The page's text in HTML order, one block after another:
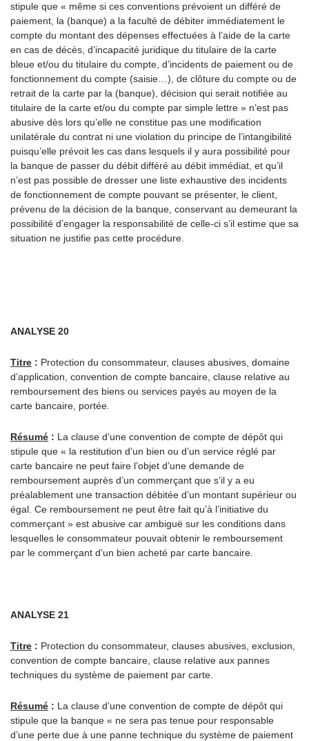
stipule que « même si ces conventions prévoient un différé de
paiement, la (banque) a la faculté de débiter immédiatement le
compte du montant des dépenses effectuées à l’aide de la carte
en cas de décès, d’incapacité juridique du titulaire de la carte
bleue et/ou du titulaire du compte, d’incidents de paiement ou de
fonctionnement du compte (saisie…), de clôture du compte ou de
retrait de la carte par la (banque), décision qui serait notifiée au
titulaire de la carte et/ou du compte par simple lettre » n’est pas
abusive dès lors qu’elle ne constitue pas une modification
unilatérale du contrat ni une violation du principe de l’intangibilité
puisqu’elle prévoit les cas dans lesquels il y aura possibilité pour
la banque de passer du débit différé au débit immédiat, et qu’il
n’est pas possible de dresser une liste exhaustive des incidents
de fonctionnement de compte pouvant se présenter, le client,
prévenu de la décision de la banque, conservant au demeurant la
possibilité d’engager la responsabilité de celle-ci s’il estime que sa
situation ne justifie pas cette procédure.
ANALYSE 20
Titre : Protection du consommateur, clauses abusives, domaine
d’application, convention de compte bancaire, clause relative au
remboursement des biens ou services payés au moyen de la
carte bancaire, portée.
Résumé : La clause d’une convention de compte de dépôt qui
stipule que « la restitution d’un bien ou d’un service réglé par
carte bancaire ne peut faire l’objet d’une demande de
remboursement auprès d’un commerçant que s’il y a eu
préalablement une transaction débitée d’un montant supérieur ou
égal. Ce remboursement ne peut être fait qu’à l’initiative du
commerçant » est abusive car ambiguë sur les conditions dans
lesquelles le consommateur pouvait obtenir le remboursement
par le commerçant d’un bien acheté par carte bancaire.
ANALYSE 21
Titre : Protection du consommateur, clauses abusives, exclusion,
convention de compte bancaire, clause relative aux pannes
techniques du système de paiement par carte.
Résumé : La clause d’une convention de compte de dépôt qui
stipule que la banque « ne sera pas tenue pour responsable
d’une perte due à une panne technique du système de paiement